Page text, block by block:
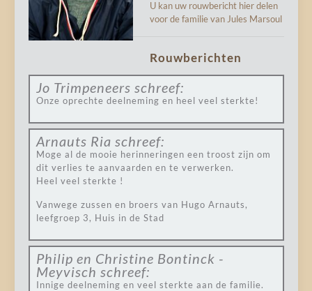
U kan uw rouwbericht hier delen
voor de familie van Jules Marsoul
Rouwberichten
Jo Trimpeneers schreef:
Onze oprechte deelneming en heel veel sterkte!
Arnauts Ria schreef:
Moge al de mooie herinneringen een troost zijn om
dit verlies te aanvaarden en te verwerken.
Heel veel sterkte !
Vanwege zussen en broers van Hugo Arnauts,
leefgroep 3, Huis in de Stad
Philip en Christine Bontinck -
Meyvisch schreef:
Innige deelneming en veel sterkte aan de familie.